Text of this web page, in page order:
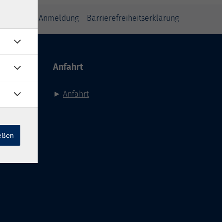
zur Anmeldung Barrierefreiheitserklärung
Anfahrt
► Anfahrt